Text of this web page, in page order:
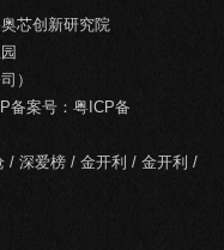
芯创新研究院
）
备案号： 粤ICP备
/ 深爱榜 / 金开利 / 金开利 /